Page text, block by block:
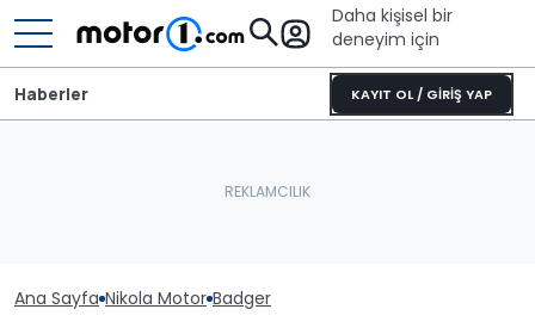
Daha kişisel bir
deneyim için
KAYIT OL / GİRİŞ YAP
Haberler
Ana Sayfa Nikola Motor Badger